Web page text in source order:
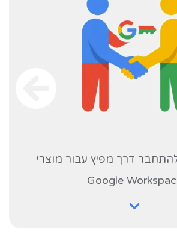
דרך מפיץ עבור מוצרי
Google